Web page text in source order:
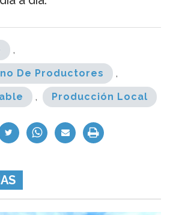
,
De Productores ,
, Producción Local